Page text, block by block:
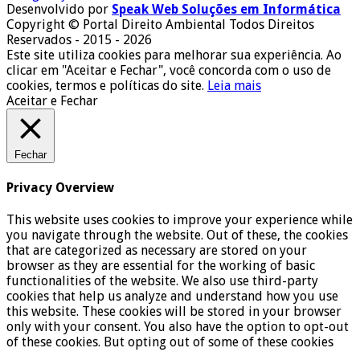
Desenvolvido por Speak Web Soluções em Informática
Copyright © Portal Direito Ambiental Todos Direitos
Reservados - 2015 - 2026
Este site utiliza cookies para melhorar sua experiência. Ao
clicar em "Aceitar e Fechar", você concorda com o uso de
cookies, termos e políticas do site. Leia mais
Aceitar e Fechar
Fechar
Privacy Overview
This website uses cookies to improve your experience while
you navigate through the website. Out of these, the cookies
that are categorized as necessary are stored on your
browser as they are essential for the working of basic
functionalities of the website. We also use third-party
cookies that help us analyze and understand how you use
this website. These cookies will be stored in your browser
only with your consent. You also have the option to opt-out
of these cookies. But opting out of some of these cookies